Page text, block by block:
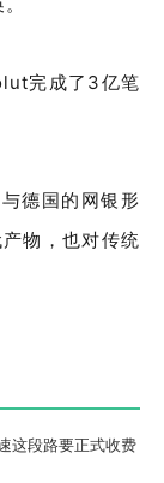
完成了3亿笔
德国的网银形
物，也对传统
这段路要正式收费